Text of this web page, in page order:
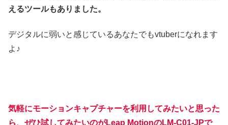
えるツールもありました。
デジタルに弱いと感じているあなたでもvtuberになれます
よ♪
気軽にモーションキャプチャーを利用してみたいと思った
ら、ぜひ試してみたいのが‎Leap Motionの‎LM-C01-JPで